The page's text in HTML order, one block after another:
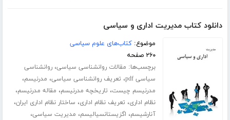
دانلود کتاب مدیریت اداری و سیاسی
موضوع:کتاب‌های علوم سیاسی
۲۶۰ صفحه
برچسب‌ها: مقالات روانشناسی سیاسی،روانشناسی
سیاسی pdf
، تعریف روانشناسی سیاسی، مدرنیسم،
مدرنیسم چیست، تاریخچه مدرنیسم، مقاله مدرنیسم،
نظام اداری، تعریف نظام اداری، ساختار نظام اداری ایران،
آنارشیسم، اگزیستانسیالیسم، مدیریت سیاسی،